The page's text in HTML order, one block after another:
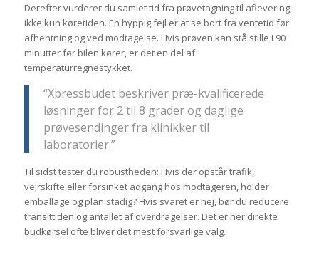
Derefter vurderer du samlet tid fra prøvetagning til aflevering,
ikke kun køretiden. En hyppig fejl er at se bort fra ventetid før
afhentning og ved modtagelse. Hvis prøven kan stå stille i 90
minutter før bilen kører, er det en del af
temperaturregnestykket.
“Xpressbudet beskriver præ-kvalificerede
løsninger for 2 til 8 grader og daglige
prøvesendinger fra klinikker til
laboratorier.”
Til sidst tester du robustheden: Hvis der opstår trafik,
vejrskifte eller forsinket adgang hos modtageren, holder
emballage og plan stadig? Hvis svaret er nej, bør du reducere
transittiden og antallet af overdragelser. Det er her direkte
budkørsel ofte bliver det mest forsvarlige valg.